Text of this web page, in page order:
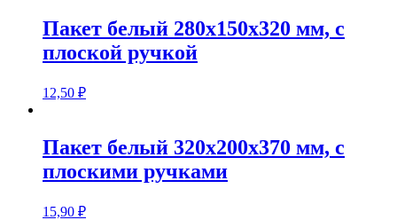
Пакет белый 280х150х320 мм, с
плоской ручкой
12,50 ₽
Пакет белый 320х200х370 мм, с
плоскими ручками
15,90 ₽